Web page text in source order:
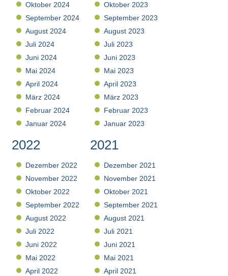
Oktober 2024
September 2024
August 2024
Juli 2024
Juni 2024
Mai 2024
April 2024
März 2024
Februar 2024
Januar 2024
Oktober 2023
September 2023
August 2023
Juli 2023
Juni 2023
Mai 2023
April 2023
März 2023
Februar 2023
Januar 2023
2022
Dezember 2022
November 2022
Oktober 2022
September 2022
August 2022
Juli 2022
Juni 2022
Mai 2022
April 2022
2021
Dezember 2021
November 2021
Oktober 2021
September 2021
August 2021
Juli 2021
Juni 2021
Mai 2021
April 2021